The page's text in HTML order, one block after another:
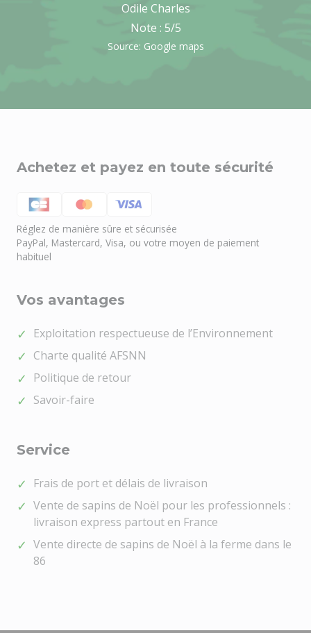
Odile Charles
Note : 5/5
Source: Google maps
Achetez et payez en toute sécurité
Réglez de manière sûre et sécurisée
PayPal, Mastercard, Visa, ou votre moyen de paiement
habituel
Vos avantages
Exploitation respectueuse de l’Environnement
Charte qualité AFSNN
Politique de retour
Savoir-faire
Service
Frais de port et délais de livraison
Vente de sapins de Noël pour les professionnels :
livraison express partout en France
Vente directe de sapins de Noël à la ferme dans le
86